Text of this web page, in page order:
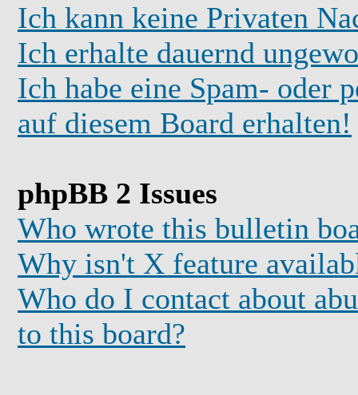
Ich kann keine Privaten
Ich erhalte dauernd
Ich habe eine Spam- oder
auf diesem Board erhalten!
phpBB 2 Issues
Who wrote this bulletin
Why isn't X feature
Who do I contact about
to this board?